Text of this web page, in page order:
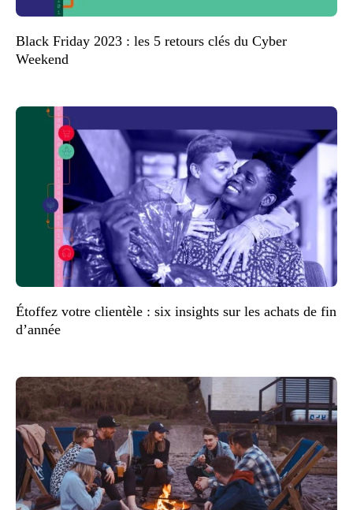
Black Friday 2023 : les 5 retours clés du Cyber
Weekend
Étoffez votre clientèle : six insights sur les achats de fin
d’année